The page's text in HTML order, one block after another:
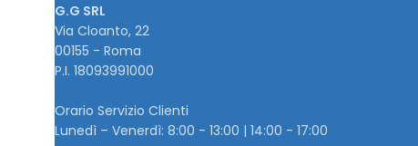
G.G SRL
Via Cloanto, 22
00155 - Roma
P.I. ‭18093991000
Orario Servizio Clienti
Lunedì – Venerdì: 8:00 - 13:00 | 14:00 - 17:00